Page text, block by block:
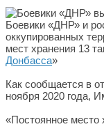
Боевики «ДНР» и
оккупированных
мест хранения 13
Донбасса»
Как сообщается в
ноября 2020 года,
«Постоянное место